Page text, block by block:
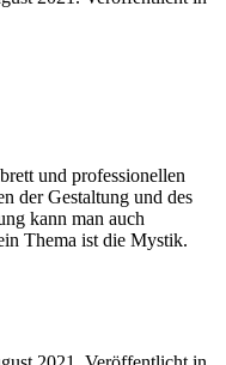
und professionellen
der Gestaltung und des
kann man auch
Thema ist die Mystik.